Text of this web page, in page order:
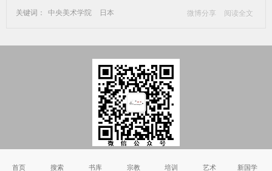
关键词： 中央美术学院
日本
微博分享 阅读全文
Copyright © 2002-2011 国学书院_国学_国学网_国学网站 版权所有
首页 搜索 书库 宗教 培训 艺术 新国学